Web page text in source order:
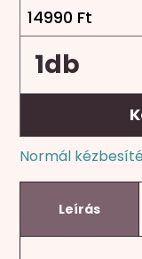
14990 Ft
Normál
Leírás